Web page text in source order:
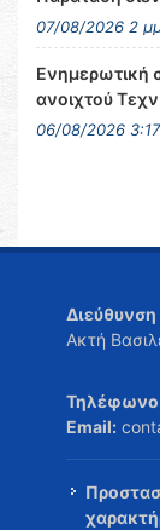
07/08/2026 2
Ενημερωτική
ανοιχτού
06/08/2026
Διεύθυνση
Ακτή
Email: